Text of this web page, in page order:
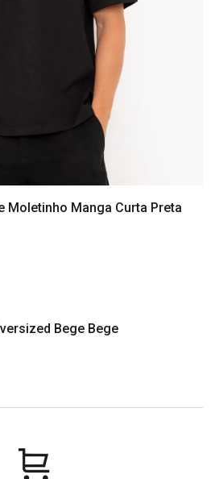
Moletinho Manga Curta Preta
Bege Bege